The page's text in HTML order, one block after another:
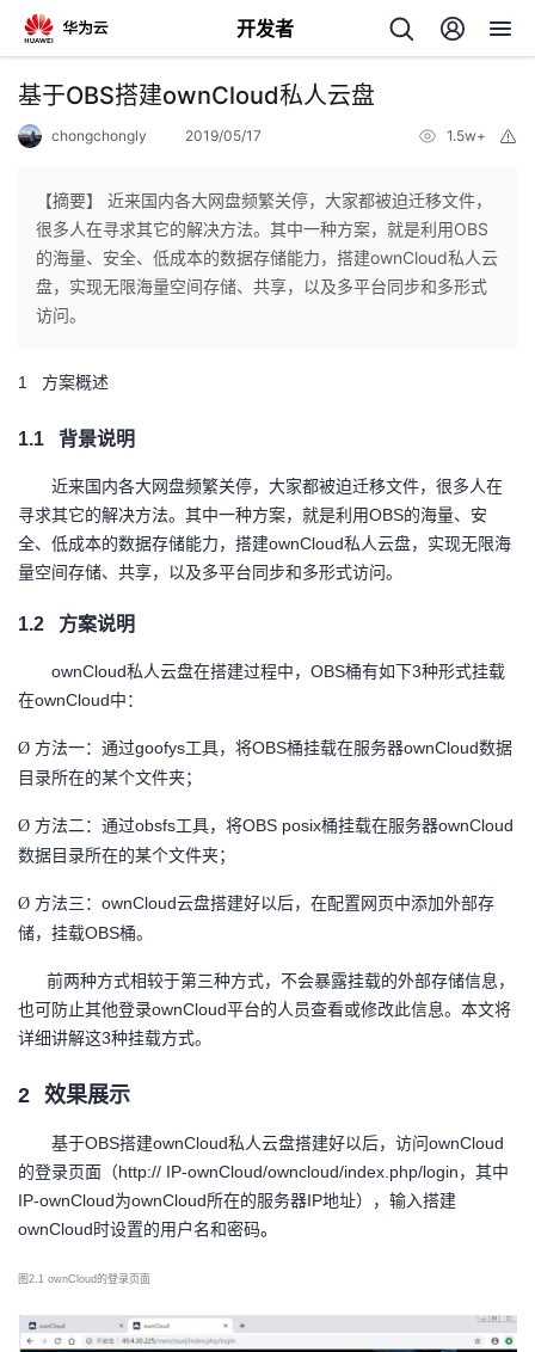
开发者
返
个
发
者
我
博
的
坛
我
圈
子
的
直
播
我
的
活
动
我
的
关
注
我
的
开
学
堂
我
的
Programs
我
支
持
我
基于OBS搭建ownCloud私人云盘
chongchongly 2019/05/17 1.5w+
【摘要】 近来国内各大网盘频繁关停，大家都被迫迁移文件，
很多人在寻求其它的解决方法。其中一种方案，就是利用OBS
的海量、安全、低成本的数据存储能力，搭建ownCloud私人云
盘，实现无限海量空间存储、共享，以及多平台同步和多形式
访问。
1 方案概述
1.1 背景说明
近来国内各大网盘频繁关停，大家都被迫迁移文件，很多人在
寻求其它的解决方法。其中一种方案，就是利用OBS的海量、安
全、低成本的数据存储能力，搭建ownCloud私人云盘，实现无限海
量空间存储、共享，以及多平台同步和多形式访问。
1.2 方案说明
ownCloud私人云盘在搭建过程中，OBS桶有如下3种形式挂载
在ownCloud中：
Ø 方法一：通过goofys工具，将OBS桶挂载在服务器ownCloud数据
目录所在的某个文件夹；
Ø 方法二：通过obsfs工具，将OBS posix桶挂载在服务器ownCloud
数据目录所在的某个文件夹；
Ø 方法三： ownCloud云盘搭建好以后，在配置网页中添加外部存
储，挂载OBS桶。
前两种方式相较于第三种方式，不会暴露挂载的外部存储信息，
也可防止其他登录ownCloud平台的人员查看或修改此信息。本文将
详细讲解这3种挂载方式。
2 效果展示
基于OBS搭建ownCloud私人云盘搭建好以后，访问ownCloud
的登录页面（http:// IP-ownCloud/owncloud/index.php/login，其中
IP-ownCloud为ownCloud所在的服务器IP地址），输入搭建
ownCloud时设置的用户名和密码。
图 2.1 ownCloud的登录页面